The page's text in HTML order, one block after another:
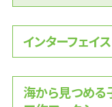
インターフェイ
海から見つめる